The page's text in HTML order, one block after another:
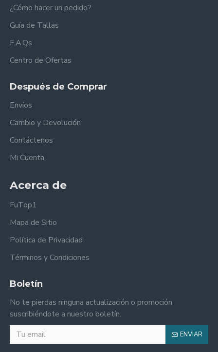
¿Cómo hacer un pedido?
Guía de Tallas
F.A.Qs
Centro de Ofertas
Después de Comprar
Envíos
Cambio y Devolución
Contáctenos
Mi Cuenta
Acerca de
FuTop1
Mapa de Sitio
Política de Privacidad
Términos y Condiciones
Boletín
No te pierdas ninguna actualización o promoción
suscribiéndote a nuestro boletín.
ENVIAR